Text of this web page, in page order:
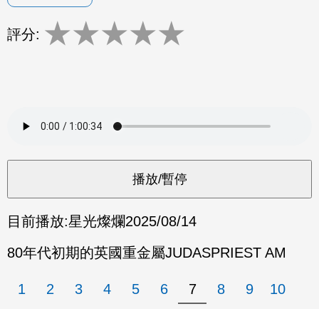
評分: ★★★★★
目前播放:星光燦爛2025/08/14
80年代初期的英國重金屬JUDASPRIEST AM
1 2 3 4 5 6 7 8 9
10